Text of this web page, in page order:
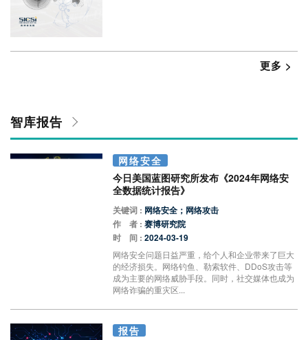
更多 >
智库报告
网络安全
今日美国蓝图研究所发布《2024年网络安
全数据统计报告》
关键词 : 网络安全；网络攻击
作 者 :赛博研究院
时 间 :2024-03-19
网络安全问题日益严重，给个人和企业带来了巨大
的经济损失。网络钓鱼、勒索软件、DDoS攻击等
成为主要的网络威胁手段。同时，社交媒体也成为
网络诈骗的重灾区...
报告